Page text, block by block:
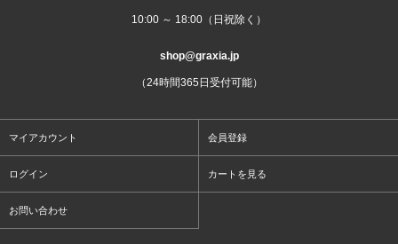
10:00 ～ 18:00（日祝除く）
shop@graxia.jp
（24時間365日受付可能）
マイアカウント 会員登録
ログイン カートを見る
お問い合わせ